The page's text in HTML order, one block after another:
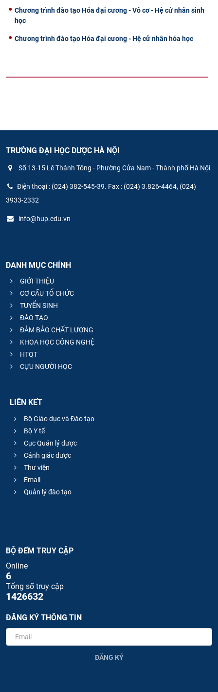
Chương trình đào tạo Hóa đại cương - Vô cơ - Hệ cử nhân sinh
học
Chương trình đào tạo Hóa đại cương - Hệ cử nhân hóa học
TRƯỜNG ĐẠI HỌC DƯỢC HÀ NỘI
Số 13-15 Lê Thánh Tông - Phường Cửa Nam - Thành phố Hà Nội
Điện thoại : (024) 382-545-39. Fax : (024) 3.826-4464, (024)
3933-2332
info@hup.edu.vn
DANH MỤC CHÍNH
GIỚI THIỆU
CƠ CẤU TỔ CHỨC
TUYỂN SINH
ĐÀO TẠO
ĐẢM BẢO CHẤT LƯỢNG
KHOA HỌC CÔNG NGHỆ
HTQT
CỰU NGƯỜI HỌC
LIÊN KẾT
Bộ Giáo dục và Đào tạo
Bộ Y tế
Cục Quản lý dược
Cảnh giác dược
Thư viện
Email
Quản lý đào tạo
BỘ ĐẾM TRUY CẬP
Online
6
Tổng số truy cập
1426632
ĐĂNG KÝ THÔNG TIN
ĐĂNG KÝ